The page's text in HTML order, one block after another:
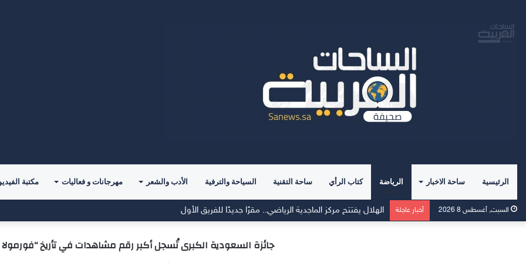
الرئيسية ساحة الاخبار الرياضة كتاب الرأي ساحة التقنية السياحة والترفية الأدب والشعر مهرجانات و فعاليات مكتبة
السبت, أغسطس 8 2026 أخبار عاجلة الهلال يفتتح مركز الماجدية الرياضي.. مقرًا جديدًا للفريق الأول
جائزة السعودية الكبرى تُسجل أكبر رقم مشاهدات في تأريخ “فورمولا 1 “